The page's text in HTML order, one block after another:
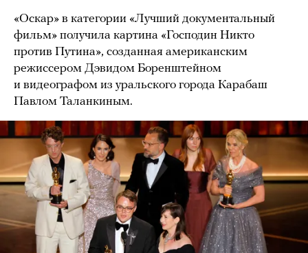
«Оскар» в категории «Лучший документальный
фильм» получила картина «Господин Никто
против Путина», созданная американским
режиссером Дэвидом Боренштейном
и видеографом из уральского города Карабаш
Павлом Таланкиным.